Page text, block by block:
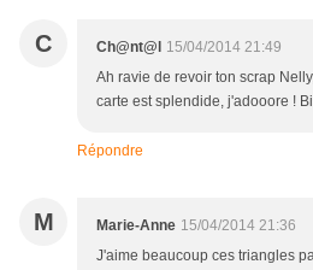
C Ch@nt@l
15/04/2014 21:49
Ah ravie de revoir ton scrap
carte est splendide, j'adooore !
Répondre
M Marie-Anne 15/04/2014 21:36
J'aime beaucoup ces triangles